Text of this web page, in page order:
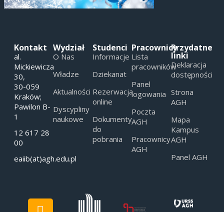
Kontakt
al.
Mickiewicza
30,
30-059
Kraków;
Pawilon B-
1
12 617 28
00
eaiib(at)agh.edu.pl
Wydział
O Nas
Władze
Aktualności
Dyscypliny
naukowe
Studenci
Informacje
Dziekanat
Rezerwacja
online
Dokumenty
do
pobrania
Pracownicy
Lista
pracowników
Panel
logowania
Poczta
AGH
Pracownicy
AGH
Przydatne
linki
Deklaracja
dostępności
Strona
AGH
Mapa
Kampus
AGH
Panel AGH